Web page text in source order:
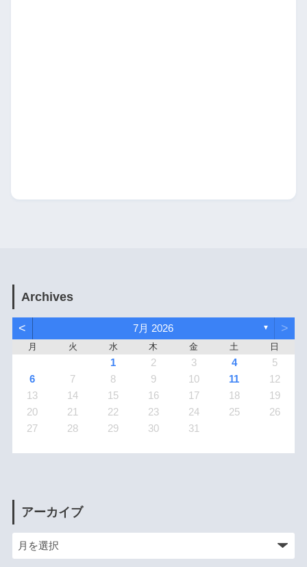
Archives
< 7月 2026 ▼ >
月 火 水 木 金 土 日
1 2 3 4
5
6
7 8 9 10 11
12
13
14 15 16 17 18
19
20
21 22 23 24 25
26
27
28 29 30 31
アーカイブ